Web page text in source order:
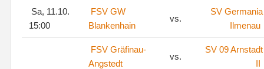
Sa, 11.10.
15:00
FSV GW
Blankenhain
vs.
SV Germania
Ilmenau
FSV Gräfinau-
Angstedt
vs.
SV 09 Arnstadt
II